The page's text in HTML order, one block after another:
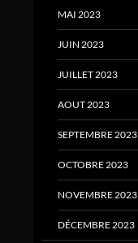
MAI 2023
JUIN 2023
JUILLET 2023
AOUT 2023
SEPTEMBRE 2023
OCTOBRE 2023
NOVEMBRE 2023
DÉCEMBRE 2023